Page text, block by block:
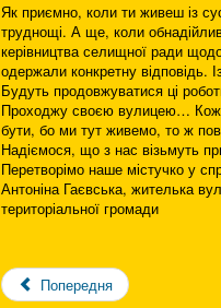
Як приємно, коли ти живеш із
труднощі. А ще, коли
керівництва селищної ради
одержали конкретну відповідь.
Будуть продовжуватися ці
Проходжу своєю вулицею…
бути, бо ми тут живемо, то ж
Надіємося, що з нас візьмуть
Перетворімо наше містучко у
Антоніна Гаєвська, жителька
територіальної громади
Попередня